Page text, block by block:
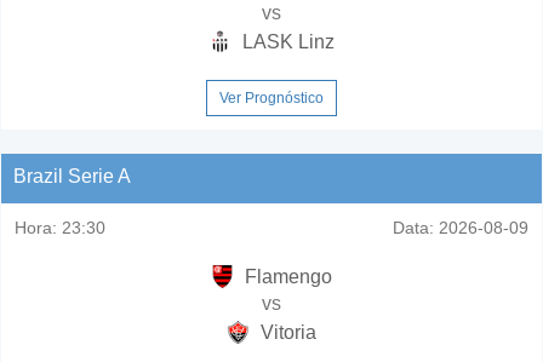
vs
LASK Linz
Ver Prognóstico
Brazil Serie A
Hora: 23:30 Data: 2026-08-09
Flamengo
vs
Vitoria